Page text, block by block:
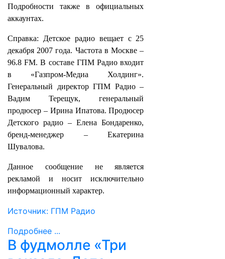
Подробности также в официальных
аккаунтах.
Справка: Детское радио вещает с 25
декабря 2007 года. Частота в Москве –
96.8 FM. В составе ГПМ Радио входит
в «Газпром-Медиа Холдинг».
Генеральный директор ГПМ Радио –
Вадим Терещук, генеральный
продюсер – Ирина Ипатова. Продюсер
Детского радио – Елена Бондаренко,
бренд-менеджер – Екатерина
Шувалова.
Данное сообщение не является
рекламой и носит исключительно
информационный характер.
Источник: ГПМ Радио
Подробнее ...
В фудмолле «Три